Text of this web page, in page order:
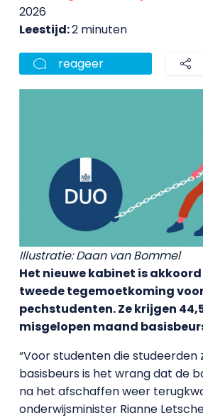
2026
Leestijd:2 minuten
reageer
Illustratie: Daan van Bommel
Het nieuwe kabinet is
tweede tegemoetkoming
pechstudenten. Ze krijgen
misgelopen maand
“Voor studenten die studeerden
basisbeurs is het wrang dat de
na het afschaffen weer
onderwijsminister Rianne